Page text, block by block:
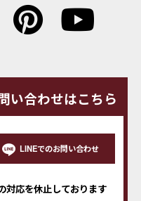
い合わせはこちら
LINEでのお問い合わせ
対応を休止しております